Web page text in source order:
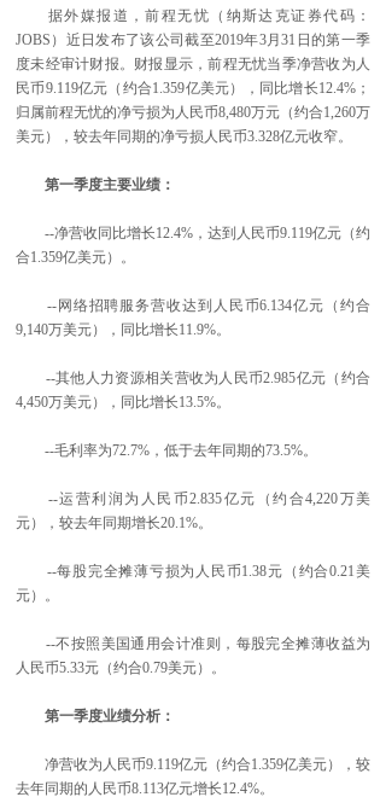
据外媒报道，前程无忧（纳斯达克证券代码：
JOBS）近日发布了该公司截至2019年3月31日的第一季
度未经审计财报。财报显示，前程无忧当季净营收为人
民币9.119亿元（约合1.359亿美元），同比增长12.4%；
归属前程无忧的净亏损为人民币8,480万元（约合1,260万
美元），较去年同期的净亏损人民币3.328亿元收窄。
第一季度主要业绩：
--净营收同比增长12.4%，达到人民币9.119亿元（约
合1.359亿美元）。
--网络招聘服务营收达到人民币6.134亿元（约合
9,140万美元），同比增长11.9%。
--其他人力资源相关营收为人民币2.985亿元（约合
4,450万美元），同比增长13.5%。
--毛利率为72.7%，低于去年同期的73.5%。
--运营利润为人民币2.835亿元（约合4,220万美
元），较去年同期增长20.1%。
--每股完全摊薄亏损为人民币1.38元（约合0.21美
元）。
--不按照美国通用会计准则，每股完全摊薄收益为
人民币5.33元（约合0.79美元）。
第一季度业绩分析：
净营收为人民币9.119亿元（约合1.359亿美元），较
去年同期的人民币8.113亿元增长12.4%。